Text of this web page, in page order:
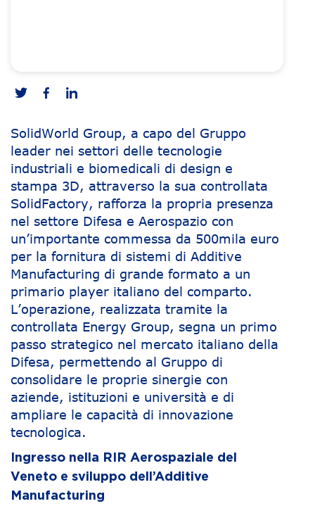
SolidWorld Group, a capo del Gruppo
leader nei settori delle tecnologie
industriali e biomedicali di design e
stampa 3D, attraverso la sua controllata
SolidFactory, rafforza la propria presenza
nel settore Difesa e Aerospazio con
un’importante commessa da 500mila euro
per la fornitura di sistemi di Additive
Manufacturing di grande formato a un
primario player italiano del comparto.
L’operazione, realizzata tramite la
controllata Energy Group, segna un primo
passo strategico nel mercato italiano della
Difesa, permettendo al Gruppo di
consolidare le proprie sinergie con
aziende, istituzioni e università e di
ampliare le capacità di innovazione
tecnologica.
Ingresso nella RIR Aerospaziale del
Veneto e sviluppo dell’Additive
Manufacturing